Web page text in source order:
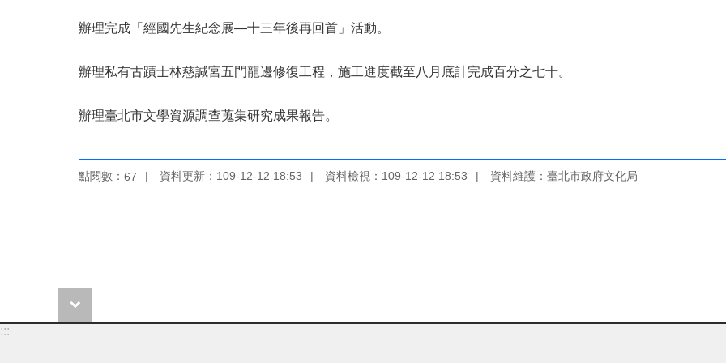
辦理完成「經國先生紀念展—十三年後再回首」活動。
辦理私有古蹟士林慈諴宮五門龍邊修復工程，施工進度截至八月底計完成百分之七十。
辦理臺北市文學資源調查蒐集研究成果報告。
點閱數： 67 資料更新：109-12-12 18:53 資料檢視：109-12-12 18:53 資料維護：臺北市政府文化局
:::